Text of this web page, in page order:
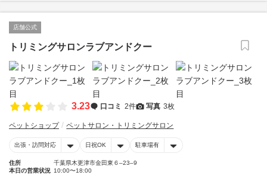
店舗公式
トリミングサロンラブアンドクー
3.23 口コミ 2件 写真 3枚
ペットショップ ペットサロン・トリミングサロン
出張・訪問対応 日祝OK 駐車場有
住所
千葉県木更津市金田東６–23–9
本日の営業状況 10:00〜18:00